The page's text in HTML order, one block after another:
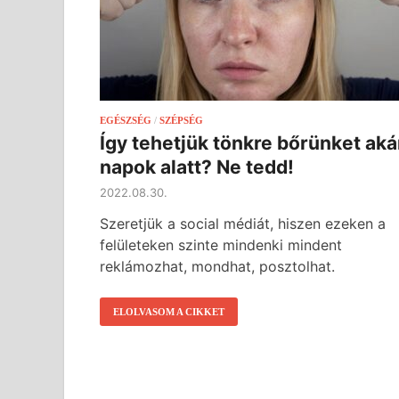
EGÉSZSÉG / SZÉPSÉG
Így tehetjük tönkre bőrünket
napok alatt? Ne tedd!
2022.08.30.
Szeretjük a social médiát, hiszen ezeken a
felületeken szinte mindenki mindent
reklámozhat, mondhat, posztolhat.
ELOLVASOM A CIKKET